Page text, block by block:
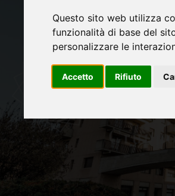
Questo sito web utilizza
funzionalità di base del
personalizzare le
Accetto Rifiuto